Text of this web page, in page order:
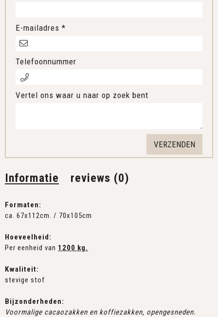
Informatie reviews (0)
Formaten:
ca. 67x112cm. / 70x105cm
Hoeveelheid:
Per eenheid van 1200 kg.
Kwaliteit:
stevige stof
Bijzonderheden:
Voormalige cacaozakken en koffiezakken, opengesneden.
E-mailadres *
Telefoonnummer
Vertel ons waar u naar op zoek bent